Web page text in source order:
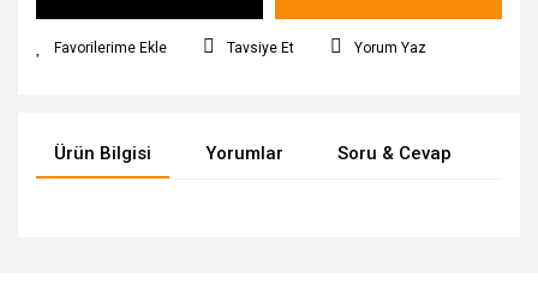
Tavsiye Et Yorum Yaz
Ürün Bilgisi Yorumlar Soru & Cevap